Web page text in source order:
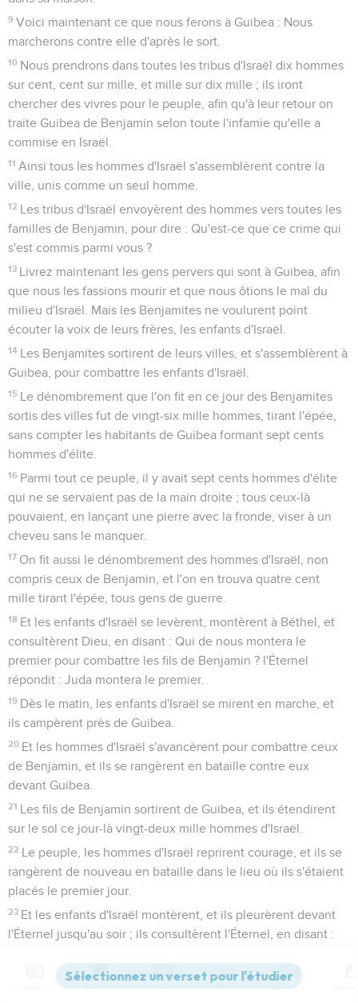
9 Voici maintenant ce que nous ferons à Guibea : Nous
marcherons contre elle d'après le sort.
10 Nous prendrons dans toutes les tribus d'Israël dix hommes
sur cent, cent sur mille, et mille sur dix mille ; ils iront
chercher des vivres pour le peuple, afin qu'à leur retour on
traite Guibea de Benjamin selon toute l'infamie qu'elle a
commise en Israël.
11 Ainsi tous les hommes d'Israël s'assemblèrent contre la
ville, unis comme un seul homme.
12 Les tribus d'Israël envoyèrent des hommes vers toutes les
familles de Benjamin, pour dire : Qu'est-ce que ce crime qui
s'est commis parmi vous ?
13 Livrez maintenant les gens pervers qui sont à Guibea, afin
que nous les fassions mourir et que nous ôtions le mal du
milieu d'Israël. Mais les Benjamites ne voulurent point
écouter la voix de leurs frères, les enfants d'Israël.
14 Les Benjamites sortirent de leurs villes, et s'assemblèrent à
Guibea, pour combattre les enfants d'Israël.
15 Le dénombrement que l'on fit en ce jour des Benjamites
sortis des villes fut de vingt-six mille hommes, tirant l'épée,
sans compter les habitants de Guibea formant sept cents
hommes d'élite.
16 Parmi tout ce peuple, il y avait sept cents hommes d'élite
qui ne se servaient pas de la main droite ; tous ceux-là
pouvaient, en lançant une pierre avec la fronde, viser à un
cheveu sans le manquer.
17 On fit aussi le dénombrement des hommes d'Israël, non
compris ceux de Benjamin, et l'on en trouva quatre cent
mille tirant l'épée, tous gens de guerre.
18 Et les enfants d'Israël se levèrent, montèrent à Béthel, et
consultèrent Dieu, en disant : Qui de nous montera le
premier pour combattre les fils de Benjamin ? l'Éternel
répondit : Juda montera le premier.
19 Dès le matin, les enfants d'Israël se mirent en marche, et
ils campèrent près de Guibea.
20 Et les hommes d'Israël s'avancèrent pour combattre ceux
de Benjamin, et ils se rangèrent en bataille contre eux
devant Guibea.
21 Les fils de Benjamin sortirent de Guibea, et ils étendirent
sur le sol ce jour-là vingt-deux mille hommes d'Israël.
22 Le peuple, les hommes d'Israël reprirent courage, et ils se
rangèrent de nouveau en bataille dans le lieu où ils s'étaient
placés le premier jour.
23 Et les enfants d'Israël montèrent, et ils pleurèrent devant
l'Éternel jusqu'au soir ; ils consultèrent l'Éternel, en disant :
Benjamin, mon frère ? L'Éternel répondit : Montez contre lui.
Versions Commentaires Strong